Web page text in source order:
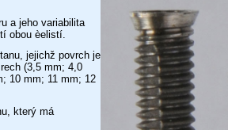
a jeho variabilita
obou èelistí.
jejichž povrch je
(3,5 mm; 4,0
10 mm; 11 mm; 12
který má